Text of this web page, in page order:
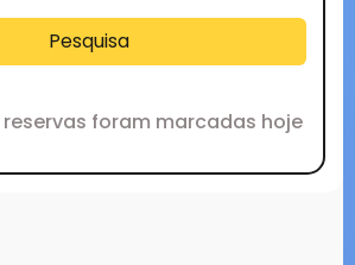
Pesquisa
reservas foram marcadas hoje